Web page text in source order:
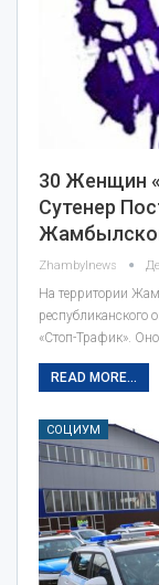
30 Женщин
Сутенер
Zhambylnews
На территории
республиканского
«Стоп-Трафик».
READ MORE...
СОЦИУМ